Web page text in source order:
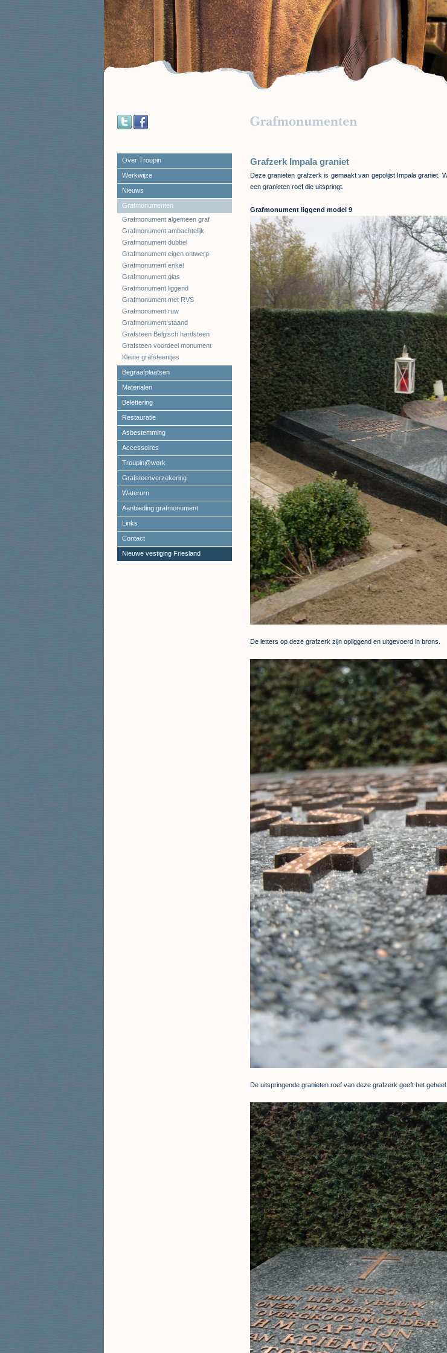
Over Troupin
Werkwijze
Nieuws
Grafmonumenten
Grafmonument algemeen graf
Grafmonument ambachtelijk
Grafmonument dubbel
Grafmonument eigen ontwerp
Grafmonument enkel
Grafmonument glas
Grafmonument liggend
Grafmonument met RVS
Grafmonument ruw
Grafmonument staand
Grafsteen Belgisch hardsteen
Grafsteen voordeel monument
Kleine grafsteentjes
Begraafplaatsen
Materialen
Belettering
Restauratie
Asbestemming
Accessoires
Troupin@work
Grafsteenverzekering
Waterurn
Aanbieding grafmonument
Links
Contact
Nieuwe vestiging Friesland
Grafzerk Impala graniet
Deze granieten grafzerk is gemaakt van gepolijst Impala graniet.
een granieten roef die uitspringt.
Grafmonument liggend model 9
De letters op deze grafzerk zijn opliggend en uitgevoerd in brons.
De uitspringende granieten roef van deze grafzerk geeft het